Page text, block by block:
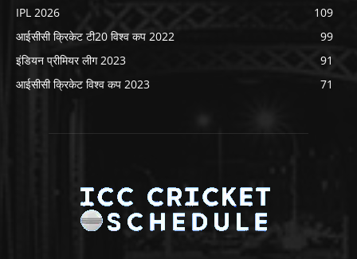
IPL 2026
109
आईसीसी क्रिकेट टी20 विश्व कप 2022
99
इंडियन प्रीमियर लीग 2023
91
आईसीसी क्रिकेट विश्व कप 2023
71